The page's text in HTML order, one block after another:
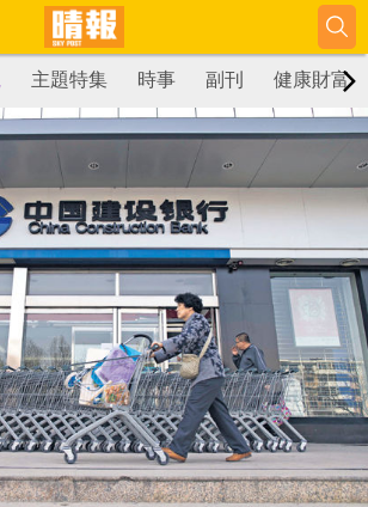
主題特集 時事 副刊 健康財富